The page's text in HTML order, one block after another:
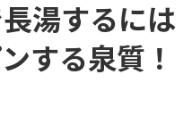
湯するには
する泉質！